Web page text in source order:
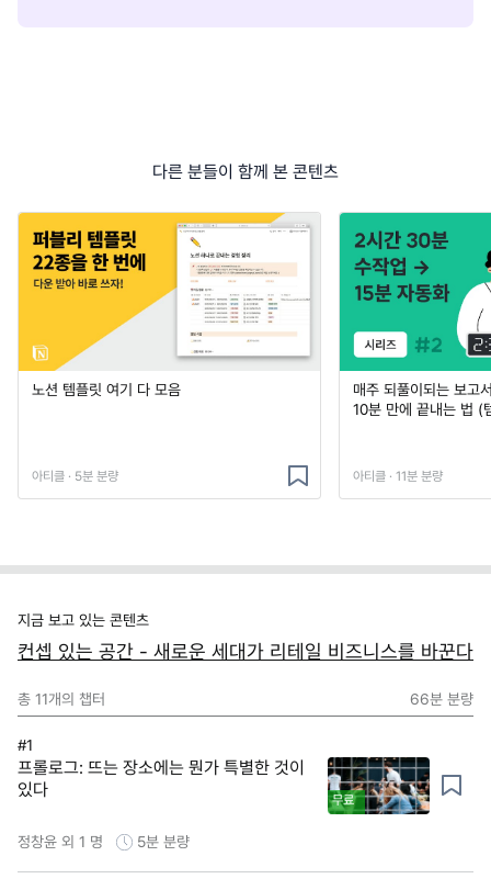
다른 분들이 함께 본 콘텐츠
노션 템플릿 여기 다 모음
아티클 · 5분 분량
매주 되풀이되는 보고
10분 만에 끝내는 법 (
아티클 · 11분 분량
지금 보고 있는 콘텐츠
컨셉 있는 공간 - 새로운 세대가 리테일 비즈니스를 바꾼다
총 11개의 챕터 66분 분량
#1
프롤로그: 뜨는 장소에는 뭔가 특별한 것이
있다
무료
정창윤 외 1 명 5분 분량